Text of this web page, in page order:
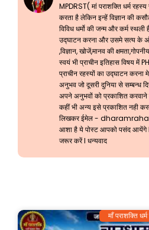
MPDRST( मां पराशक्ति धर्म
करता है लेकिन इन्हें विज्ञान की
विविध धर्मो की जन्म और कर्म
उद्घाटन करना और उसमे सत्य के
,विज्ञान, खोजें,मानव की
स्वयं भी प्राचीन इतिहास विषय में
प्राचीन रहस्यों का उद्घाटन करना
अनुभव जो दूसरी दुनिया से सम्बन्ध
अपने अनुभवों को प्रकाशित करवाने
कहीं भी अन्य इसे प्रकाशित नही
लिखकर ईमेल -
आशा है ये पोस्ट आपको पसंद आयेंगे
जरूर करें l धन्यवाद
माँ पराशक्ति